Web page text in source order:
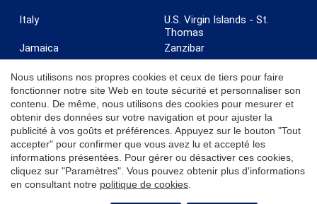
Italy
Jamaica
U.S. Virgin Islands - St.
Thomas
Zanzibar
© 2026 Coldwell Banker. Tous droits réservés. Coldwell Banker et les
logos Coldwell Banker sont des marques déposées de Coldwell
Banker Real Estate LLC. Chaque bureau est indépendant et exploité de
manière indépendante.
Nous utilisons nos propres cookies et ceux de tiers pour faire
fonctionner notre site Web en toute sécurité et personnaliser son
contenu. De même, nous utilisons des cookies pour mesurer et
obtenir des données sur votre navigation et pour ajuster la
publicité à vos goûts et préférences. Appuyez sur le bouton "Tout
accepter" pour confirmer que vous avez lu et accepté les
informations présentées. Pour gérer ou désactiver ces cookies,
cliquez sur "Paramètres". Vous pouvez obtenir plus d'informations
en consultant notre politique de cookies